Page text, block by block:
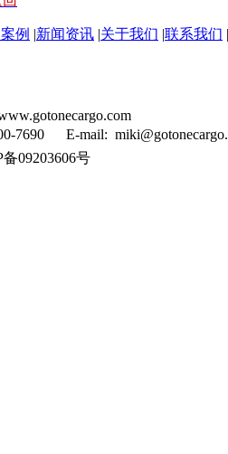
例 |新闻资讯 |关于我们 |联系我们 |
7690 E-mail:
09203606号